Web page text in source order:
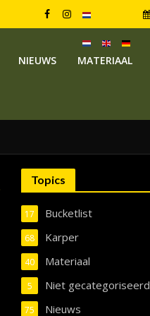
NIEUWS MATERIAAL
Topics
Bucketlist
17
Karper
68
Materiaal
40
Niet gecategoriseerd
5
Nieuws
75